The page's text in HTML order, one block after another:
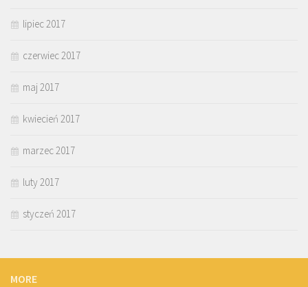
lipiec 2017
czerwiec 2017
maj 2017
kwiecień 2017
marzec 2017
luty 2017
styczeń 2017
MORE